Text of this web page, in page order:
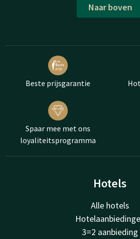
Naar boven
Beste prijsgarantie
Spaar mee met ons
loyaliteitsprogramma
Hotels
Alle hotels
3=2 aanbieding